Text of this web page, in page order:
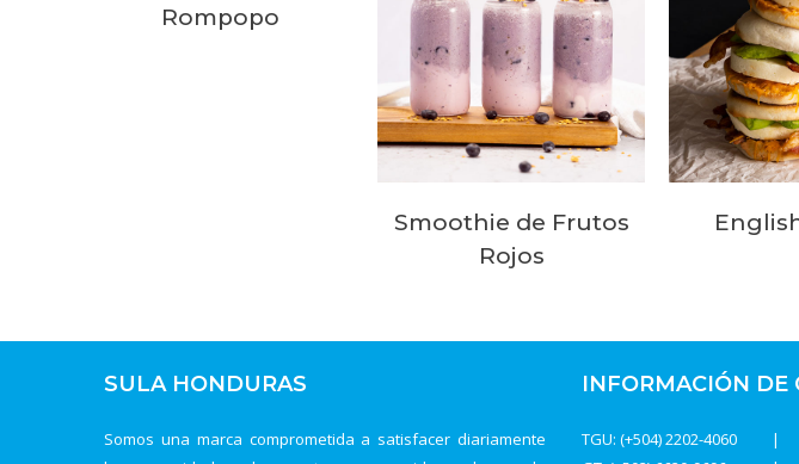
Rompopo
Smoothie de Frutos
Rojos
SULA HONDURAS
Somos una marca comprometida a satisfacer diariamente
INFORMACIÓN DE
TGU: (+504) 2202-4060